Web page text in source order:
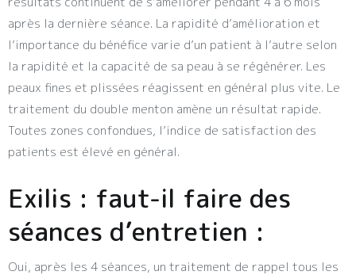
après la dernière séance. La rapidité d’amélioration et
l’importance du bénéfice varie d’un patient à l’autre selon
la rapidité et la capacité de sa peau à se régénérer. Les
peaux fines et plissées réagissent en général plus vite. Le
traitement du double menton amène un résultat rapide.
Toutes zones confondues, l’indice de satisfaction des
patients est élevé en général.
Exilis : faut-il faire des
séances d’entretien :
Oui, après les 4 séances, un traitement de rappel tous les